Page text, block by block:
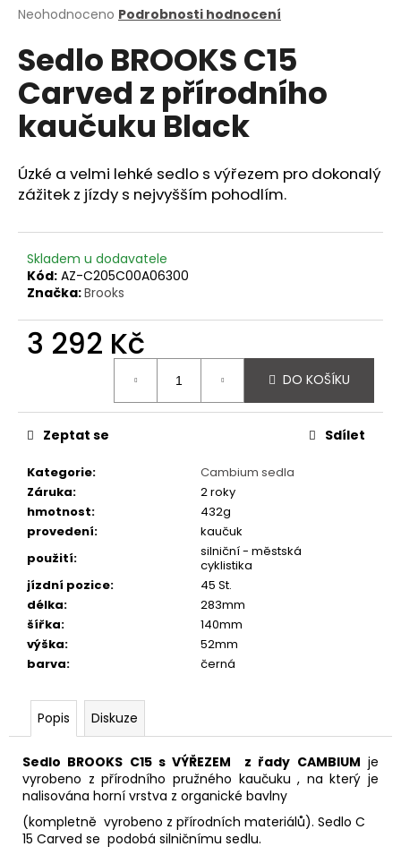
Průměrné
produktu
je
0,0
z
5
hvězdiček.
Neohodnoceno Podrobnosti hodnocení
Sedlo BROOKS C15
Carved z přírodního
kaučuku Black
Úzké a velmi lehké sedlo s výřezem pro dokonalý
zážitek z jízdy s nejvyšším pohodlím.
Skladem u dodavatele
Kód: AZ-C205C00A06300
Značka:Brooks
3 292 Kč
DO KOŠÍKU
Kategorie:
Cambium sedla
Záruka:
2 roky
hmotnost:
432g
provedení:
kaučuk
použití:
silniční - městská
cyklistika
jízdní pozice:
45 St.
délka:
283mm
šířka:
140mm
výška:
52mm
barva: černá
Zeptat se Sdílet
Popis Diskuze
Sedlo BROOKS C15 s VÝŘEZEM z řady CAMBIUM je
vyrobeno z přírodního pružného kaučuku , na který je
nalisována horní vrstva z organické bavlny
(kompletně vyrobeno z přírodních materiálů). Sedlo C
15 Carved se podobá silničnímu sedlu.
a
j
í
t
?
HLEDAT
D
o
p
o
e
m
e
PRUŽINOVÉ
SEDLO
MONTE
GRAPPA
07F
ČERNÉ
711
Kč